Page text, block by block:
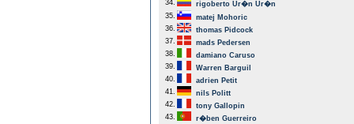
34.
rigoberto Ur�n Ur�n
35.
matej Mohoric
36.
thomas Pidcock
37.
mads Pedersen
38.
damiano Caruso
39.
Warren Barguil
40.
adrien Petit
41.
nils Politt
42.
tony Gallopin
43.
r�ben Guerreiro